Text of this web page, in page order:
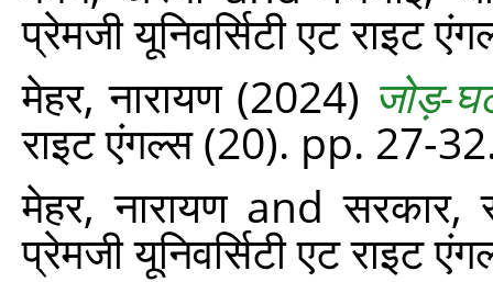
प्रेमजी यूनिवर्सिटी एट राइट
मेहर, नारायण(2024) जोड़-
राइट एंगल्‍स (20). pp. 27-
मेहर, नारायणandसरकार,
प्रेमजी यूनिवर्सिटी एट राइट